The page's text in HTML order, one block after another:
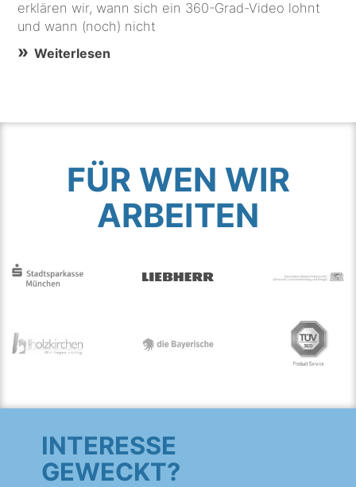
erklären wir, wann sich ein 360-Grad-Video lohnt
und wann (noch) nicht
Weiterlesen
FÜR WEN WIR
ARBEITEN
INTERESSE
GEWECKT?